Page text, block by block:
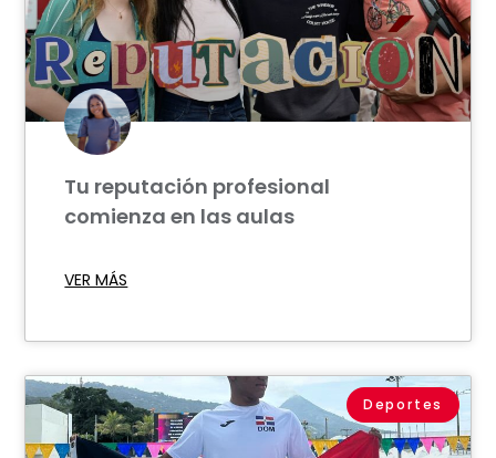
Tu reputación profesional
comienza en las aulas
VER MÁS
Deportes